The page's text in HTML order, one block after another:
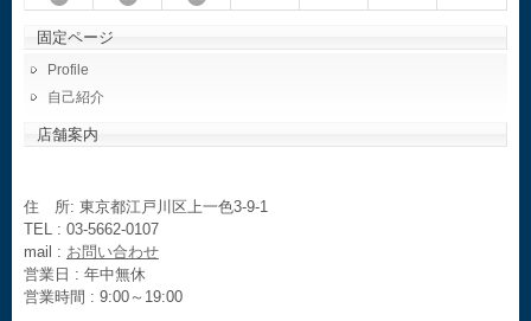
固定ページ
Profile
自己紹介
店舗案内
住 所: 東京都江戸川区上一色3-9-1
TEL : 03-5662-0107
mail : お問い合わせ
営業日 : 年中無休
営業時間 : 9:00～19:00